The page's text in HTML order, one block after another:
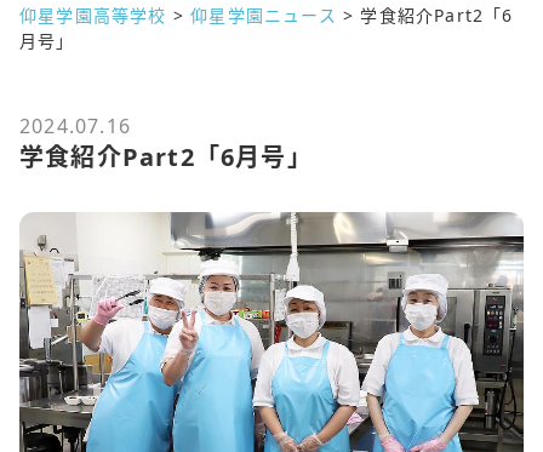
仰星学園高等学校 >仰星学園ニュース >学食紹介Part2「6
月号」
2024.07.16
学食紹介Part2「6月号」